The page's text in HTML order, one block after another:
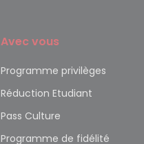
Avec vous
Programme privilèges
Réduction Etudiant
Pass Culture
Programme de fidélité